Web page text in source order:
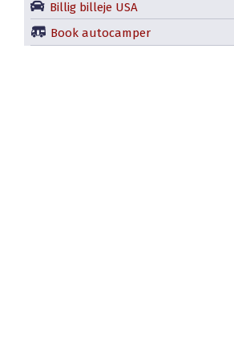
Billig billeje USA
Book autocamper